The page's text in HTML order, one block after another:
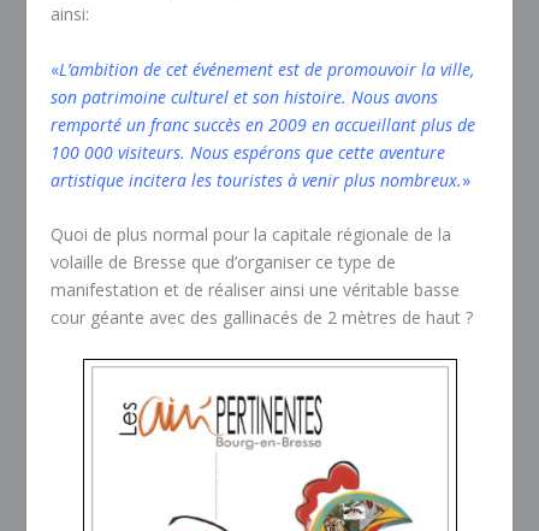
ainsi:
«L’ambition de cet événement est de promouvoir la ville,
son patrimoine culturel et son histoire. Nous avons
remporté un franc succès en 2009 en accueillant plus de
100 000 visiteurs. Nous espérons que cette aventure
artistique incitera les touristes à venir plus nombreux.»
Quoi de plus normal pour la capitale régionale de la
volaille de Bresse que d’organiser ce type de
manifestation et de réaliser ainsi une véritable basse
cour géante avec des gallinacés de 2 mètres de haut ?